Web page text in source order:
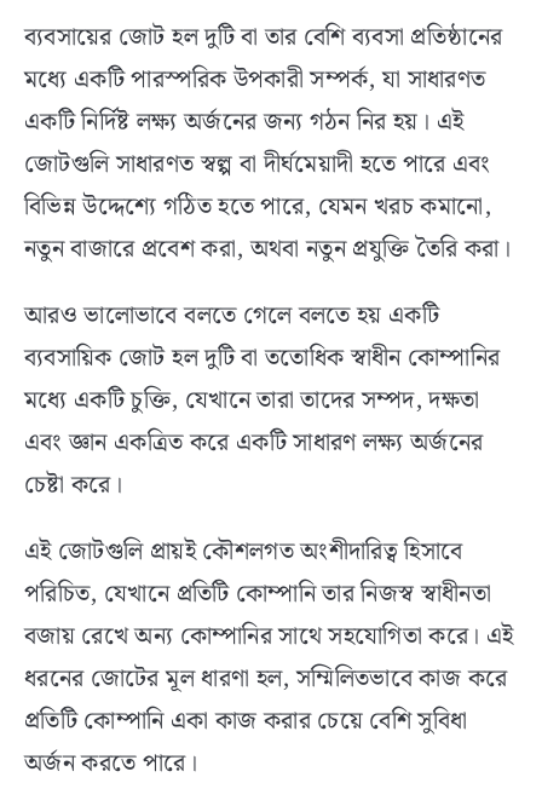
ব্যবসায়ের জোট হল দুটি বা তার বেশি ব্যবসা প্রতিষ্ঠানের
মধ্যে একটি পারস্পরিক উপকারী সম্পর্ক, যা সাধারণত
একটি নির্দিষ্ট লক্ষ্য অর্জনের জন্য গঠন নির হয়। এই
জোটগুলি সাধারণত স্বল্প বা দীর্ঘমেয়াদী হতে পারে এবং
বিভিন্ন উদ্দেশ্যে গঠিত হতে পারে, যেমন খরচ কমানো,
নতুন বাজারে প্রবেশ করা, অথবা নতুন প্রযুক্তি তৈরি করা।
আরও ভালোভাবে বলতে গেলে বলতে হয় একটি
ব্যবসায়িক জোট হল দুটি বা ততোধিক স্বাধীন কোম্পানির
মধ্যে একটি চুক্তি, যেখানে তারা তাদের সম্পদ, দক্ষতা
এবং জ্ঞান একত্রিত করে একটি সাধারণ লক্ষ্য অর্জনের
চেষ্টা করে।
এই জোটগুলি প্রায়ই কৌশলগত অংশীদারিত্ব হিসাবে
পরিচিত, যেখানে প্রতিটি কোম্পানি তার নিজস্ব স্বাধীনতা
বজায় রেখে অন্য কোম্পানির সাথে সহযোগিতা করে। এই
ধরনের জোটের মূল ধারণা হল, সম্মিলিতভাবে কাজ করে
প্রতিটি কোম্পানি একা কাজ করার চেয়ে বেশি সুবিধা
অর্জন করতে পারে।